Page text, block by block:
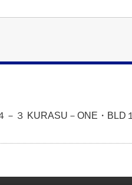
－３ KURASU－ONE・BLD１